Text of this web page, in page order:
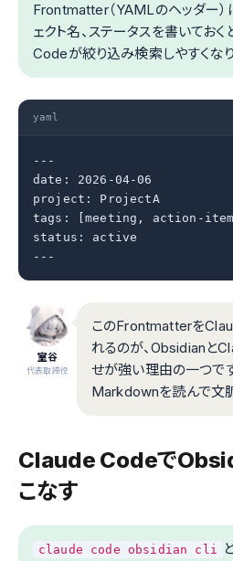
Frontmatter（YAMLのヘッダー）
ェクト名、ステータスを書いておく
Codeが絞り込み検索しやすくなり
yaml
---
date: 2026-04-06
project: ProjectA
tags: [meeting, action-
status: active
---
室谷
代表取締役
このFrontmatterを
れるのが、Obsidianと
せが強い理由の一つで
Markdownを読んで文
Claude Codeで
こなす
claude code obsidian cli